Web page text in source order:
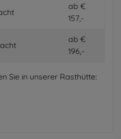
ab €
157,-
ab €
196,-
Sie in unserer Rasthütte: